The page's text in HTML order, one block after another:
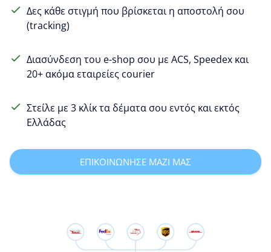
Δες κάθε στιγμή που βρίσκεται η αποστολή σου
(tracking)
Διασύνδεση του e-shop σου με ACS, Speedex και
20+ ακόμα εταιρείες courier
Στείλε με 3 κλίκ τα δέματα σου εντός και εκτός
Ελλάδας
ΕΠΙΚΟΙΝΩΝΗΣΕ ΜΑΖΙ ΜΑΣ